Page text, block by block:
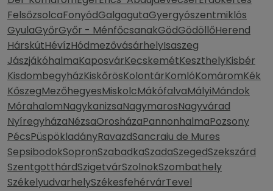
FelsőzsolcaFonyódGalgagutaGyergyószentmiklós
GyulaGyőrGyőr - MénfőcsanakGödGödöllőHerend
HárskútHévízHódmezővásárhelyIsaszeg
JászjákóhalmaKaposvárKecskemétKeszthelyKisbér
KisdombegyházKiskőrösKolontárKomlóKomáromKék
KőszegMezőhegyesMiskolcMákófalvaMályiMándok
MórahalomNagykanizsaNagymarosNagyvárad
NyíregyházaNézsaOrosházaPannonhalmaPozsony
PécsPüspökladányRavazdSancraiu de Mures
SepsibodokSopronSzabadkaSzadaSzegedSzekszárd
SzentgotthárdSzigetvárSzolnokSzombathely
SzékelyudvarhelySzékesfehérvárTevel